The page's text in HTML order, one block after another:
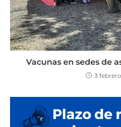
Vacunas en sedes de
3